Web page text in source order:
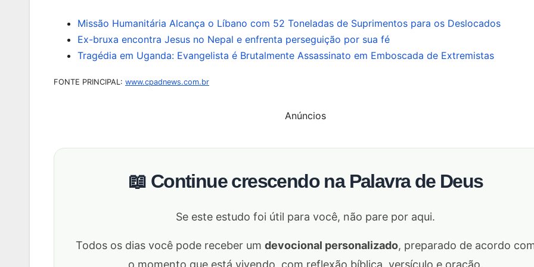
Missão Humanitária Alcança o Líbano com 52 Toneladas de Suprimentos para os Deslocados
Ex-bruxa encontra Jesus no Nepal e enfrenta perseguição por sua fé
Tragédia em Uganda: Evangelista é Brutalmente Assassinato em Emboscada de Extremistas
FONTE PRINCIPAL: www.cpadnews.com.br
Anúncios
📖 Continue crescendo na Palavra de Deus
Se este estudo foi útil para você, não pare por aqui.
Todos os dias você pode receber um devocional personalizado, preparado de acordo
o momento que está vivendo, com reflexão bíblica, versículo e oração.